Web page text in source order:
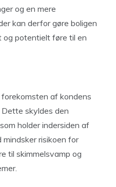
og en mere
kan derfor gøre boligen
og potentielt føre til en
forekomsten af kondens
skyldes den
holder indersiden af
risikoen for
til skimmelsvamp og